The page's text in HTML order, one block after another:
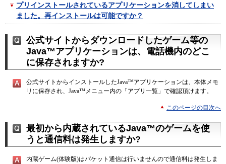
プリインストールされているアプリケーションを消してしまい
ました。再インストールは可能ですか？
公式サイトからダウンロードしたゲーム等の
Java™アプリケーションは、電話機内のどこ
に保存されますか?
公式サイトからインストールしたJava™アプリケーションは、本体メモ
リに保存され、Java™メニュー内の「アプリ一覧」で確認頂けます。
このページの目次へ
最初から内蔵されているJava™のゲームを使
うと通信料は発生しますか?
内蔵ゲーム(体験版)はパケット通信は行いませんので通信料は発生しま